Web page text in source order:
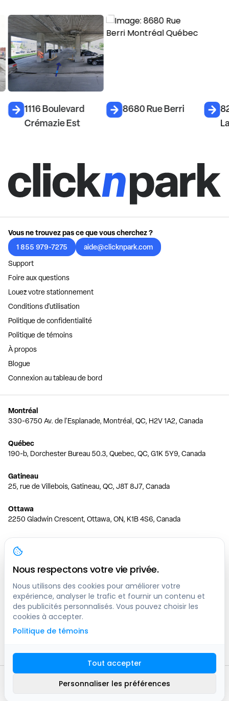
1116 Boulevard
Crémazie Est
8680 Rue Berri
Vous ne trouvez pas ce que vous cherchez ?
1 855 979-7275
aide@clicknpark.com
Support
Foire aux questions
Louez votre stationnement
Conditions d'utilisation
Politique de confidentialité
Politique de témoins
À propos
Blogue
Connexion au tableau de bord
Montréal
330-6750 Av. de l'Esplanade, Montréal, QC, H2V 1A2, Canada
Québec
190-b, Dorchester Bureau 50.3, Quebec, QC, G1K 5Y9, Canada
Gatineau
25, rue de Villebois, Gatineau, QC, J8T 8J7, Canada
Ottawa
2250 Gladwin Crescent, Ottawa, ON, K1B 4S6, Canada
Toronto
150 Ferrand Dr, 6th Floor, Toronto, ON, M3C 3E5, Canada
Vancouver
1200 W 73rd Ave #1415, Vancouver, BC, V6P 6G5, Canada
Calgary
444 5 Ave SW #400 Calgary, AB, T2P 2T8, Canada
2016 -2026
Plan du site
Nous respectons votre vie privée.
Nous utilisons des cookies pour améliorer votre
expérience, analyser le trafic et fournir un contenu et
des publicités personnalisés. Vous pouvez choisir les
cookies à accepter.
Politique de témoins
Tout accepter
Personnaliser les préférences